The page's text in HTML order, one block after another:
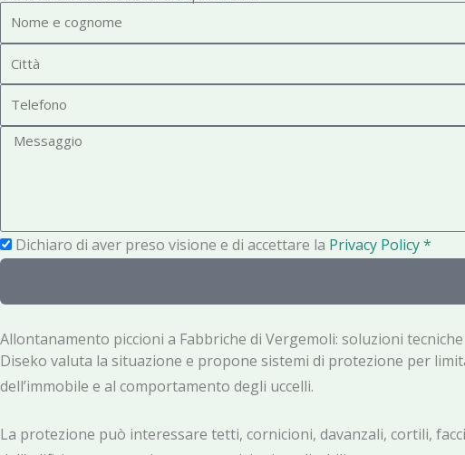
o
e
i
t
e
n
a
g
o
P
r
a
c
y
Dichiaro di aver preso visione e di accettare la Privacy Policy *
Allontanamento piccioni a Fabbriche di Vergemoli: soluzioni tecniche
Diseko valuta la situazione e propone sistemi di protezione per
dell’immobile e al comportamento degli uccelli.
La protezione può interessare tetti, cornicioni, davanzali, cortili,